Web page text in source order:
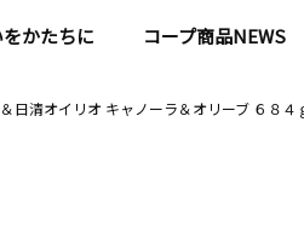
かたちに コープ商品NEWS
日清オイリオ キャノーラ＆オリーブ ６８４